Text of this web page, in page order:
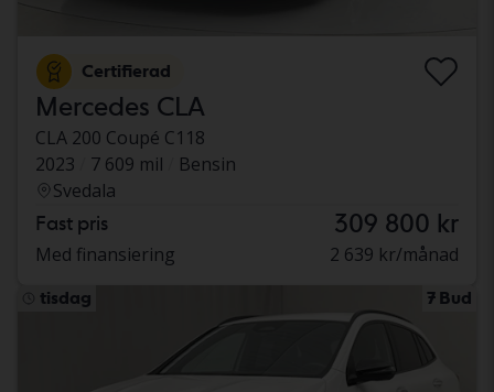
Certifierad
Mercedes CLA
CLA 200 Coupé C118
2023
7 609 mil
Bensin
Svedala
Fast pris 309 800 kr
Med finansiering 2 639 kr/månad
tisdag 7 Bud